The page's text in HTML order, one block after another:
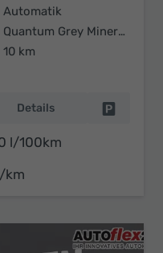
Automatik
Quantum Grey Mineraleffekt
10 km
Details
l/100km
km